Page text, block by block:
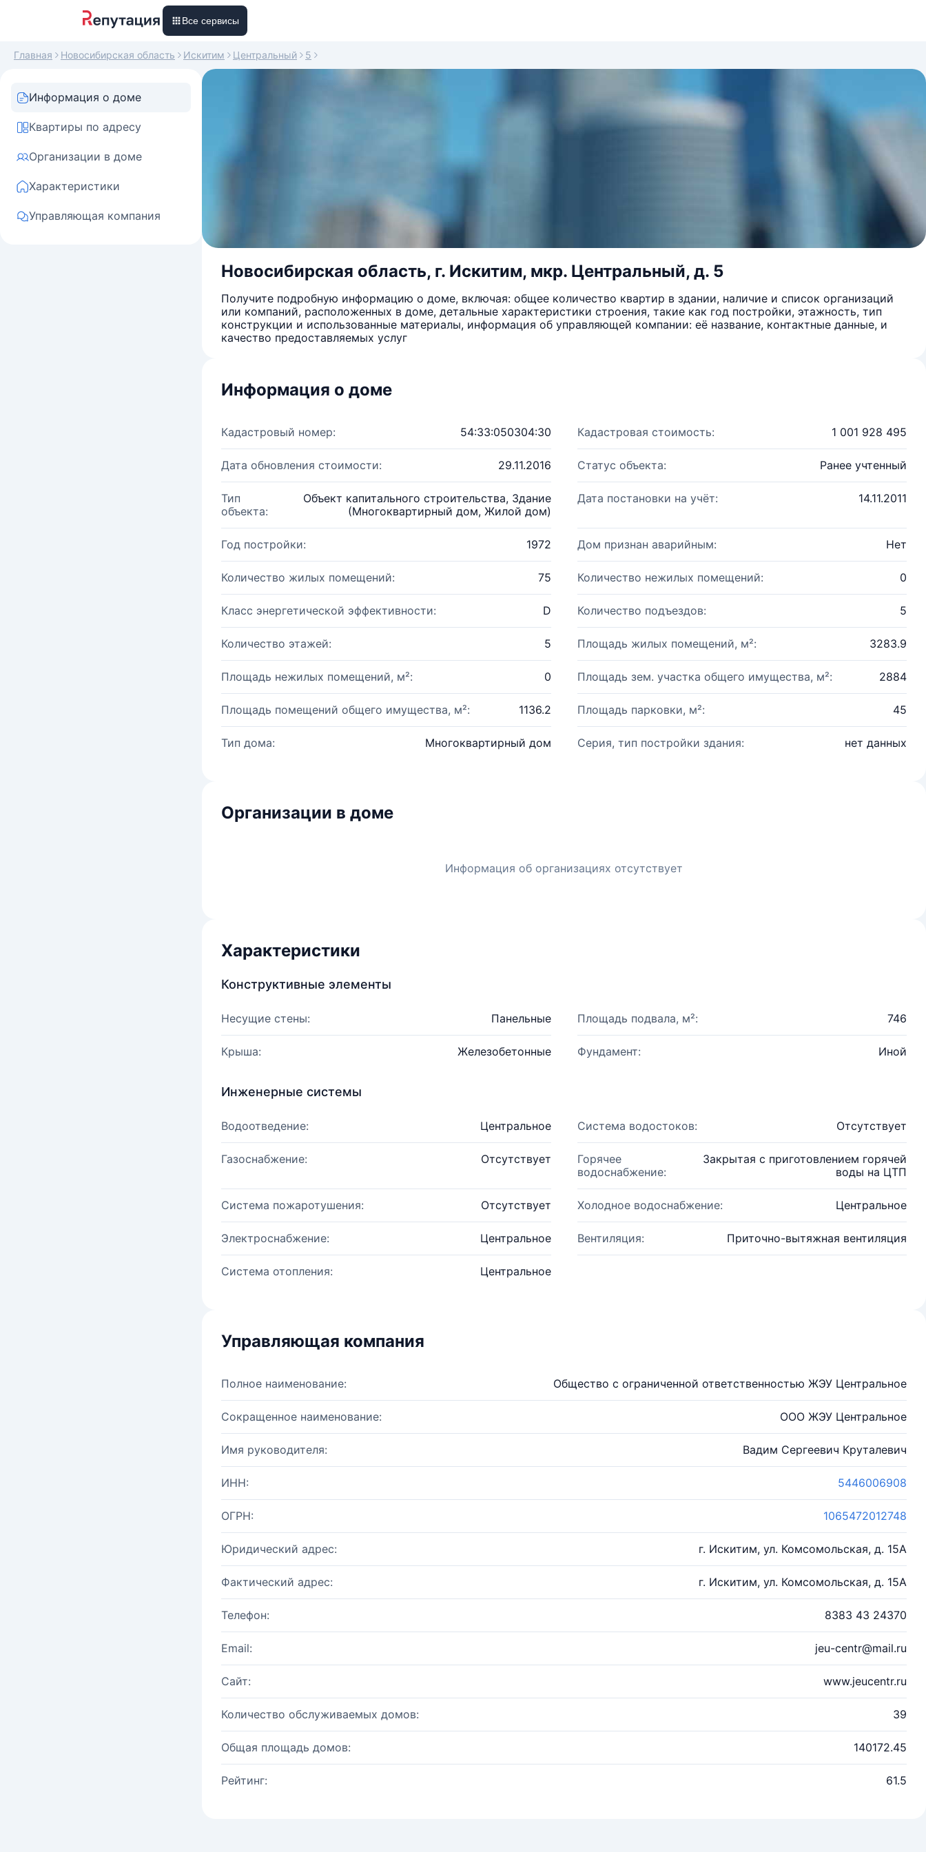
Все сервисы
Главная Новосибирская область Искитим Центральный 5
Информация о доме
Квартиры по адресу
Организации в доме
Характеристики
Управляющая компания
Новосибирская область, г. Искитим, мкр. Центральный, д. 5
Получите подробную информацию о доме, включая: общее количество квартир в здании, наличие и список организаций
или компаний, расположенных в доме, детальные характеристики строения, такие как год постройки, этажность, тип
конструкции и использованные материалы, информация об управляющей компании: её название, контактные данные, и
качество предоставляемых услуг
Информация о доме
Кадастровый номер: 54:33:050304:30 Кадастровая стоимость: 1 001 928 495
Дата обновления стоимости: 29.11.2016 Статус объекта: Ранее учтенный
Тип
объекта:
Объект капитального строительства, Здание
(Многоквартирный дом, Жилой дом)
Дата постановки на учёт: 14.11.2011
Год постройки: 1972 Дом признан аварийным: Нет
Количество жилых помещений: 75 Количество нежилых помещений: 0
Класс энергетической эффективности: D Количество подъездов: 5
Количество этажей: 5 Площадь жилых помещений, м²: 3283.9
Площадь нежилых помещений, м²: 0 Площадь зем. участка общего имущества, м²: 2884
Площадь помещений общего имущества, м²: 1136.2 Площадь парковки, м²: 45
Тип дома: Многоквартирный дом Серия, тип постройки здания: нет данных
Организации в доме
Информация об организациях отсутствует
Характеристики
Конструктивные элементы
Несущие стены: Панельные Площадь подвала, м²: 746
Крыша: Железобетонные Фундамент: Иной
Инженерные системы
Водоотведение: Центральное Система водостоков: Отсутствует
Газоснабжение: Отсутствует
Горячее
водоснабжение:
Закрытая с приготовлением горячей
воды на ЦТП
Система пожаротушения: Отсутствует Холодное водоснабжение: Центральное
Электроснабжение: Центральное Вентиляция: Приточно-вытяжная вентиляция
Система отопления: Центральное
Управляющая компания
Полное наименование: Общество с ограниченной ответственностью ЖЭУ Центральное
Сокращенное наименование: ООО ЖЭУ Центральное
Имя руководителя: Вадим Сергеевич Круталевич
ИНН: 5446006908
ОГРН: 1065472012748
Юридический адрес: г. Искитим, ул. Комсомольская, д. 15А
Фактический адрес: г. Искитим, ул. Комсомольская, д. 15А
Телефон: 8383 43 24370
Email: jeu-centr@mail.ru
Сайт: www.jeucentr.ru
Количество обслуживаемых домов: 39
Общая площадь домов: 140172.45
Рейтинг: 61.5